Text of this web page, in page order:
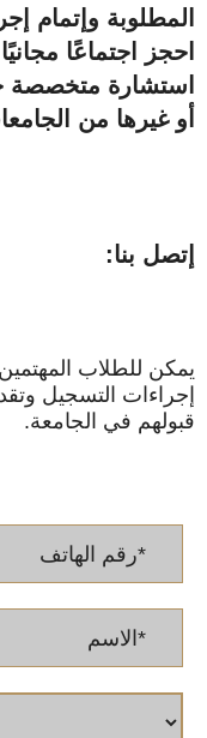
المطلوبة وإتمام
احجز اجتماعًا
استشارة متخصصة
أو غيرها من
إتصل بنا:
يمكن للطلاب
إجراءات التسجيل
قبولهم في الجامعة.